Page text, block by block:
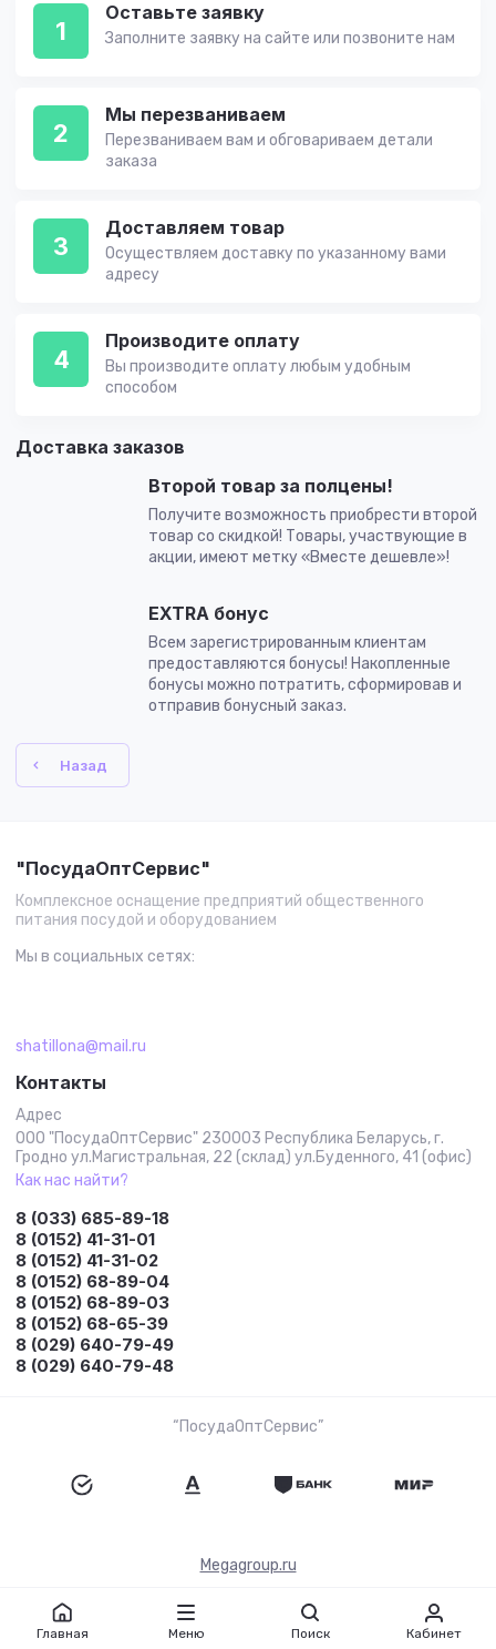
1
Оставьте заявку
Заполните заявку на сайте или позвоните нам
2
Мы перезваниваем
Перезваниваем вам и обговариваем детали
заказа
3
Доставляем товар
Осуществляем доставку по указанному вами
адресу
4
Производите оплату
Вы производите оплату любым удобным
способом
Доставка заказов
Второй товар за полцены!
Получите возможность приобрести второй
товар со скидкой! Товары, участвующие в
акции, имеют метку «Вместе дешевле»!
EXTRA бонус
Всем зарегистрированным клиентам
предоставляются бонусы! Накопленные
бонусы можно потратить, сформировав и
отправив бонусный заказ.
Назад
"ПосудаОптСервис"
Комплексное оснащение предприятий общественного
питания посудой и оборудованием
Мы в социальных сетях:
shatillona@mail.ru
Контакты
Адрес
ООО "ПосудаОптСервис" 230003 Республика Беларусь, г.
Гродно ул.Магистральная, 22 (склад) ул.Буденного, 41 (офис)
Как нас найти?
8 (033) 685-89-18
8 (0152) 41-31-01
8 (0152) 41-31-02
8 (0152) 68-89-04
8 (0152) 68-89-03
8 (0152) 68-65-39
8 (029) 640-79-49
8 (029) 640-79-48
“ПосудаОптСервис”
Megagroup.ru
Главная Меню Поиск Кабинет